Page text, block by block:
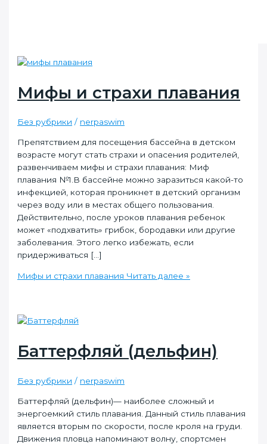
Мифы и страхи плавания
Без рубрики / nerpaswim
Препятствием для посещения бассейна в детском
возрасте могут стать страхи и опасения родителей,
развенчиваем мифы и страхи плавания: Миф
плавания №1.В бассейне можно заразиться какой-то
инфекцией, которая проникнет в детский организм
через воду или в местах общего пользования.
Действительно, после уроков плавания ребенок
может «подхватить» грибок, бородавки или другие
заболевания. Этого легко избежать, если
придерживаться […]
Мифы и страхи плавания Читать далее »
Баттерфляй (дельфин)
Без рубрики / nerpaswim
Баттерфляй (дельфин)— наиболее сложный и
энергоемкий стиль плавания. Данный стиль плавания
является вторым по скорости, после кроля на груди.
Движения пловца напоминают волну, спортсмен